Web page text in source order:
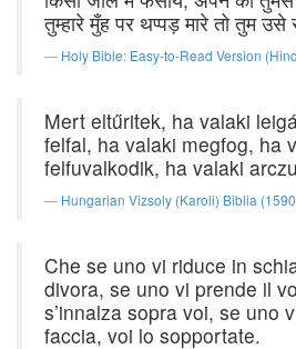
तुम्हारे मुँह पर थप्पड़ मारे तो तुम
Holy Bible: Easy-to-Read Version
Mert eltűritek, ha valaki
felfal, ha valaki megfog, ha
felfuvalkodik, ha valaki
Hungarian Vizsoly (Karoli) Biblia
Che se uno vi riduce in
divora, se uno vi prende il
s’innalza sopra voi, se uno
faccia, voi lo sopportate.